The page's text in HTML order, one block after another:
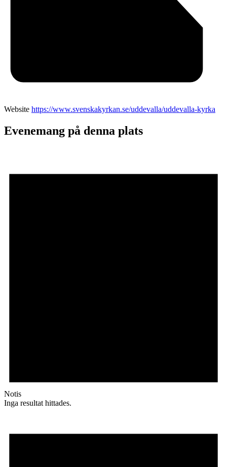
Website https://www.svenskakyrkan.se/uddevalla/uddevalla-kyrka
Evenemang på denna plats
Notis
Inga resultat hittades.